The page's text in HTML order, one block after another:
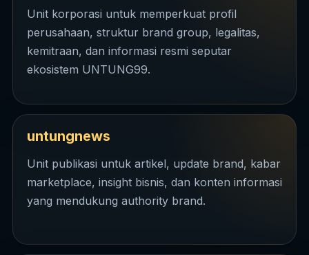
Unit korporasi untuk memperkuat profil
perusahaan, struktur brand group, legalitas,
kemitraan, dan informasi resmi seputar
ekosistem UNTUNG99.
untungnews
Unit publikasi untuk artikel, update brand, kabar
marketplace, insight bisnis, dan konten informasi
yang mendukung authority brand.